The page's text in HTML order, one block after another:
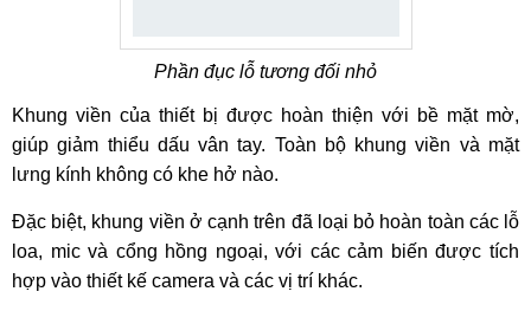
Phần đục lỗ tương đối nhỏ
Khung viền của thiết bị được hoàn thiện với bề mặt mờ,
giúp giảm thiểu dấu vân tay. Toàn bộ khung viền và mặt
lưng kính không có khe hở nào.
Đặc biệt, khung viền ở cạnh trên đã loại bỏ hoàn toàn các lỗ
loa, mic và cổng hồng ngoại, với các cảm biến được tích
hợp vào thiết kế camera và các vị trí khác.